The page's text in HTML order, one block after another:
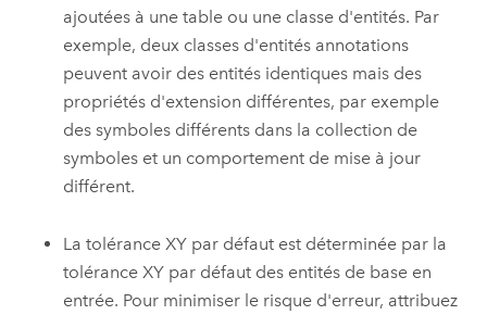
ajoutées à une table ou une classe d'entités. Par
exemple, deux classes d'entités annotations
peuvent avoir des entités identiques mais des
propriétés d'extension différentes, par exemple
des symboles différents dans la collection de
symboles et un comportement de mise à jour
différent.
La tolérance XY par défaut est déterminée par la
tolérance XY par défaut des entités de base en
entrée. Pour minimiser le risque d'erreur, attribuez